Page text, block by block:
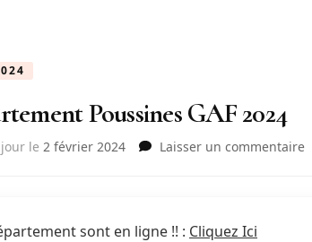
Poussines GAF 2024
le 2 février 2024 Laisser un commentaire
sont en ligne !! : Cliquez Ici